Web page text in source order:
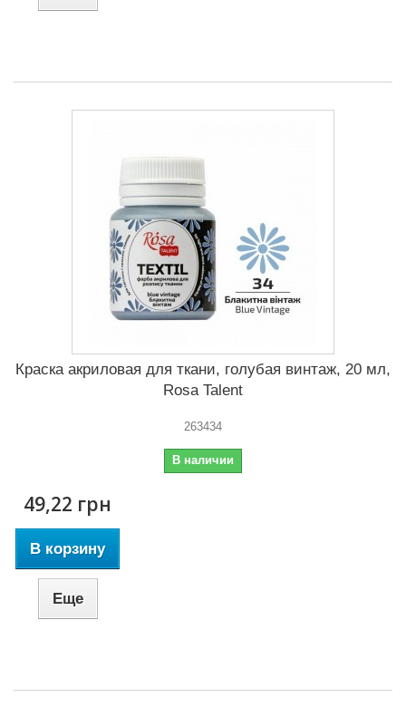
Краска акриловая для ткани, голубая винтаж, 20 мл,
Rosa Talent
263434
В наличии
49,22 грн
В корзину
Еще